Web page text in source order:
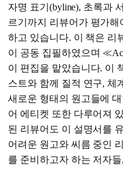
자명 표기(byline), 초록과
르기까지 리뷰어가 평가
하고 있습니다. 이 책은 리
이 공동 집필하였으며
이 편집을 맡았습니다. 이
스트와 함께 질적 연구, 체
새로운 형태의 원고들에
어 에티켓 또한 다루어져
된 리뷰어도 이 설명서를
어려운 원고와 씨름 중인
를 준비하고자 하는 저자